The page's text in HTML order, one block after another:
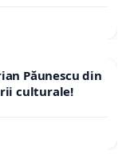
Păunescu din
culturale!